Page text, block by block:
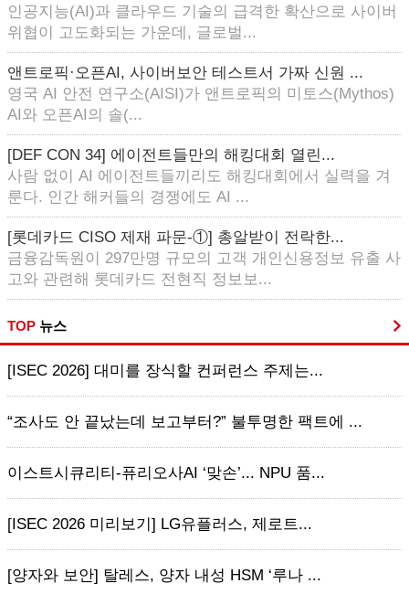
인공지능(AI)과 클라우드 기술의 급격한 확산으로 사이버
위협이 고도화되는 가운데, 글로벌...
앤트로픽·오픈AI, 사이버보안 테스트서 가짜 신원 ...
영국 AI 안전 연구소(AISI)가 앤트로픽의 미토스(Mythos)
AI와 오픈AI의 솔(...
[DEF CON 34] 에이전트들만의 해킹대회 열린...
사람 없이 AI 에이전트들끼리도 해킹대회에서 실력을 겨
룬다. 인간 해커들의 경쟁에도 AI ...
[롯데카드 CISO 제재 파문-①] 총알받이 전락한...
금융감독원이 297만명 규모의 고객 개인신용정보 유출 사
고와 관련해 롯데카드 전현직 정보보...
TOP 뉴스
[ISEC 2026] 대미를 장식할 컨퍼런스 주제는...
“조사도 안 끝났는데 보고부터?” 불투명한 팩트에 ...
이스트시큐리티-퓨리오사AI ‘맞손’... NPU 품...
[ISEC 2026 미리보기] LG유플러스, 제로트...
[양자와 보안] 탈레스, 양자 내성 HSM ‘루나 ...